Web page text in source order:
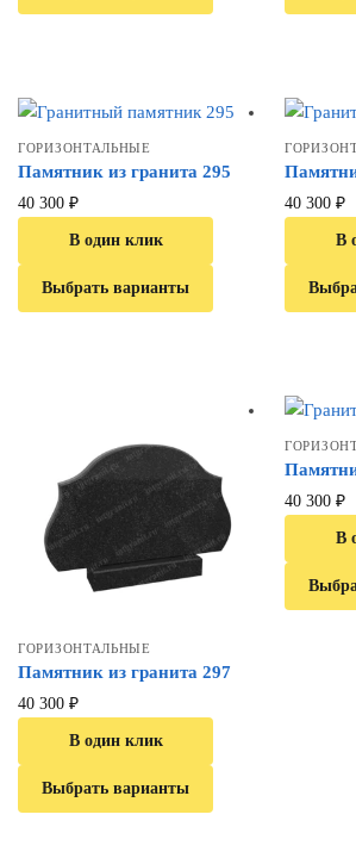
ГОРИЗОНТАЛЬНЫЕ
Памятник из гранита 295
40 300 ₽
В один клик
Выбрать варианты
40 300 ₽
В
ГОРИЗОНТАЛЬНЫЕ
Памятник из гранита 297
40 300 ₽
В один клик
Выбрать варианты
40 300 ₽
В